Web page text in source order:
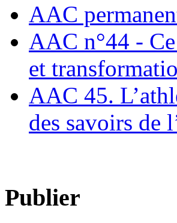
AAC
AAC n°44 -
et
AAC 45.
des savoirs de
Publier